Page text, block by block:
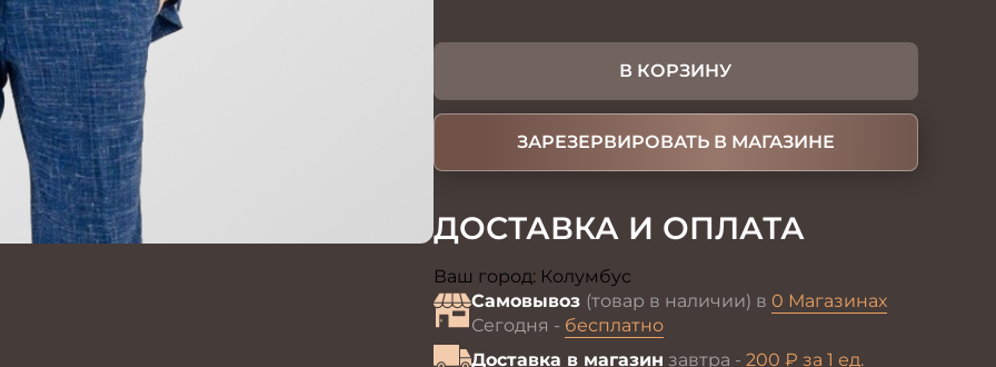
В КОРЗИНУ
ЗАРЕЗЕРВИРОВАТЬ В МАГАЗИНЕ
ДОСТАВКА И ОПЛАТА
Ваш город: Колумбус
Самовывоз (товар в наличии) в 0 Магазинах
Сегодня - бесплатно
Доставка в магазин завтра - 200 ₽ за 1 ед.